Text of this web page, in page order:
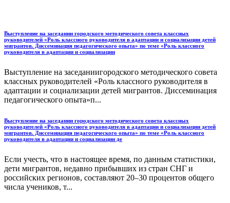
Выступление на заседании городского методического совета классных
руководителей «Роль классного руководителя в адаптации и социализации детей
мигрантов. Диссеминация педагогического опыта» по теме «Роль классного
руководителя в адаптации и социализации
Выступление на заседаниигородского методического совета
классных руководителей «Роль классного руководителя в
адаптации и социализации детей мигрантов. Диссеминация
педагогического опыта»п...
Выступление на заседании городского методического совета классных
руководителей «Роль классного руководителя в адаптации и социализации детей
мигрантов. Диссеминация педагогического опыта» по теме «Роль классного
руководителя в адаптации и социализации де
Если учесть, что в настоящее время, по данным статистики,
дети мигрантов, недавно прибывших из стран СНГ и
российских регионов, составляют 20–30 процентов общего
числа учеников, т...